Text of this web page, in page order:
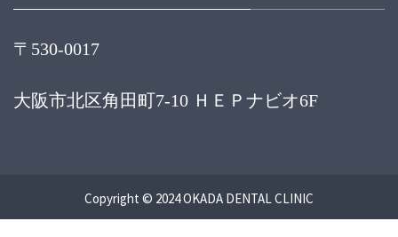
〒530-0017
大阪市北区角田町7-10 ＨＥＰナビオ6F
Copyright © 2024 OKADA DENTAL CLINIC